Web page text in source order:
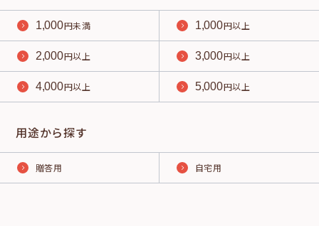
1,000円未満 1,000円以上
2,000円以上 3,000円以上
4,000円以上 5,000円以上
用途から探す
贈答用 自宅用